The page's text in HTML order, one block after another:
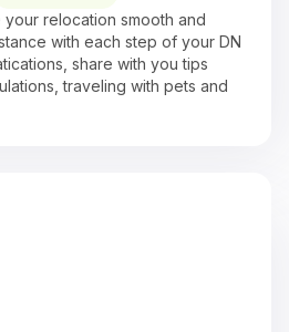
relocation smooth and
with each step of your DN
share with you tips
traveling with pets and